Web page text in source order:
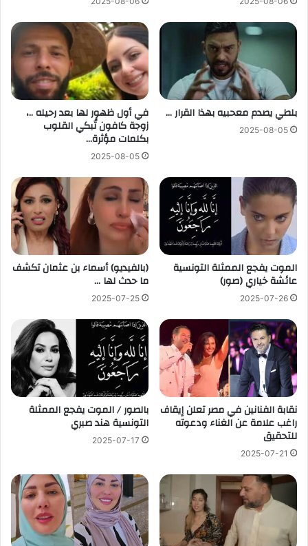
بلطي يصدم معحبيه بهذا القرار …
2025-08-05
في أول ظهور لها بعد رحيله ..،
زوجة كافون تُبكي القلوب
بكلمات مؤثرة…
2025-08-05
الموت يفجع الممثلة التونسية
عائشة خياري (صور)
2025-07-26
(بالفيديو) أسماء بن عثمان تكشف
ما حدث لها …
2025-07-25
نقابة الفنانين في مصر تعلن إيقاف
راغب علامة عن الغناء ودعوته
للتحقيق
2025-07-21
بالصور / الموت يفجع الممثلة
التونسية هند صبري
2025-07-17